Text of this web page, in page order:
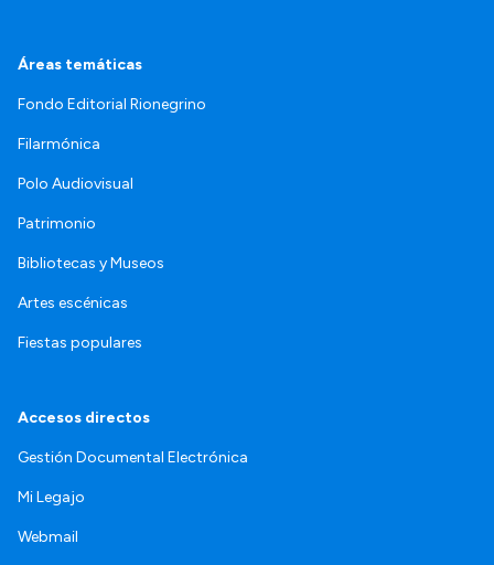
Áreas temáticas
Fondo Editorial Rionegrino
Filarmónica
Polo Audiovisual
Patrimonio
Bibliotecas y Museos
Artes escénicas
Fiestas populares
Accesos directos
Gestión Documental Electrónica
Mi Legajo
Webmail